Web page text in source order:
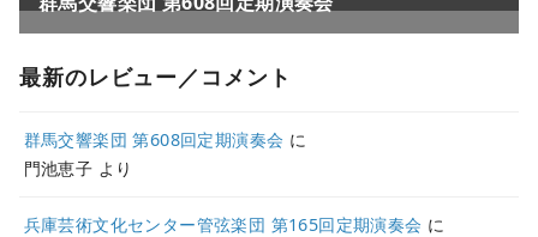
最新のレビュー／コメント
群馬交響楽団 第608回定期演奏会 に
門池恵子 より
兵庫芸術文化センター管弦楽団 第165回定期演奏会 に